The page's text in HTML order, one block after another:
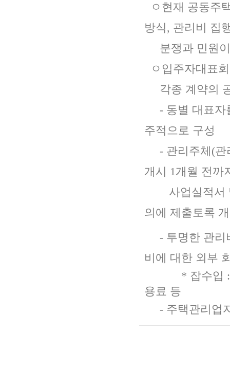
ㅇ현재 공동주
방식, 관리비 집
분쟁과 민원이
ㅇ입주자대표
각종 계약의
- 동별 대표자
주적으로 구성
- 관리주체(관
개시 1개월 전까
사업실적서 및
의에 제출토록
- 투명한 관리
비에 대한 외부
* 잡수입 : 관
용료 등
- 주택관리업